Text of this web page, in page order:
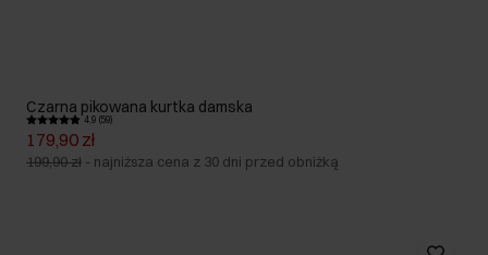
Czarna pikowana kurtka damska
4.9 (59)
179,90 zł
199,90 zł - najniższa cena z 30 dni przed obniżką